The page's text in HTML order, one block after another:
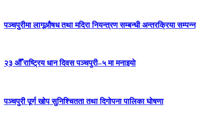
पञ्चपुरीमा लागूऔषध तथा मदिरा नियन्त्रण सम्बन्धी अन्तरक्रिया सम्पन्न
२३ औँ राष्ट्रिय धान दिवस पञ्चपुरी–५ मा मनाइयाे
पञ्चपुरी पूर्ण खोप सुनिश्चितता तथा दिगोपना पालिका घोषणा